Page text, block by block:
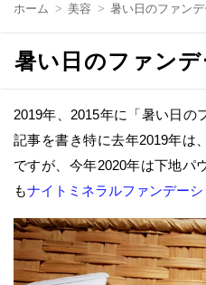
ン
ホーム 美容 暑い日のファン
暑い日のファン
2019年、2015年に「暑い日の
記事を書き特に去年2019年は
ですが、今年2020年は下地パ
もナイトミネラルファンデーシ